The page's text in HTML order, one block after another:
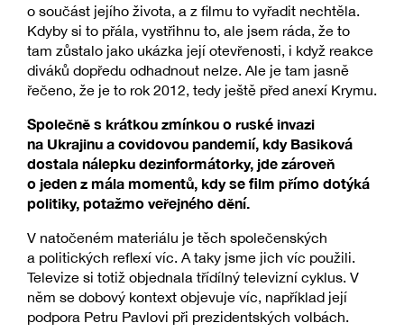
o součást jejího života, a z filmu to vyřadit nechtěla.
Kdyby si to přála, vystřihnu to, ale jsem ráda, že to
tam zůstalo jako ukázka její otevřenosti, i když reakce
diváků dopředu odhadnout nelze. Ale je tam jasně
řečeno, že je to rok 2012, tedy ještě před anexí Krymu.
Společně s krátkou zmínkou o ruské invazi
na Ukrajinu a covidovou pandemií, kdy Basiková
dostala nálepku dezinformátorky, jde zároveň
o jeden z mála momentů, kdy se film přímo dotýká
politiky, potažmo veřejného dění.
V natočeném materiálu je těch společenských
a politických reflexí víc. A taky jsme jich víc použili.
Televize si totiž objednala třídílný televizní cyklus. V
něm se dobový kontext objevuje víc, například její
podpora Petru Pavlovi při prezidentských volbách.